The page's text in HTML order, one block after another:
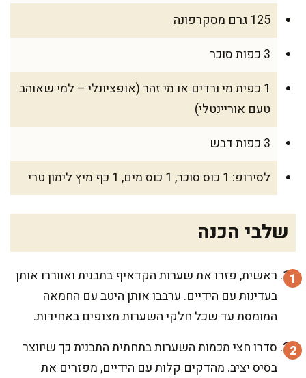
125 גרם מסקרפונה
3 כפות סוכר
1 כפית מי ורדים או מי זהר (אופציונלי – למי שאוהב
טעם אוריינטלי)
3 כפות דבש
לסירופ: 1 כוס סוכר, 1 כוס מים, 1 כף מיץ לימון טרי
שלבי הכנה
ראשית, פזרו את שערות הקדאיף בתבנית ואווררו אותן
בעדינות עם הידיים. ערבבו אותן היטב עם החמאה
המומסת עד שכל חלקי השערות מצופים באחידות.
סדרו חצי מכמות השערות בתחתית התבנית כך שיווצר
בסיס יציב. מהדקים קלות עם הידיים, מפזרים את